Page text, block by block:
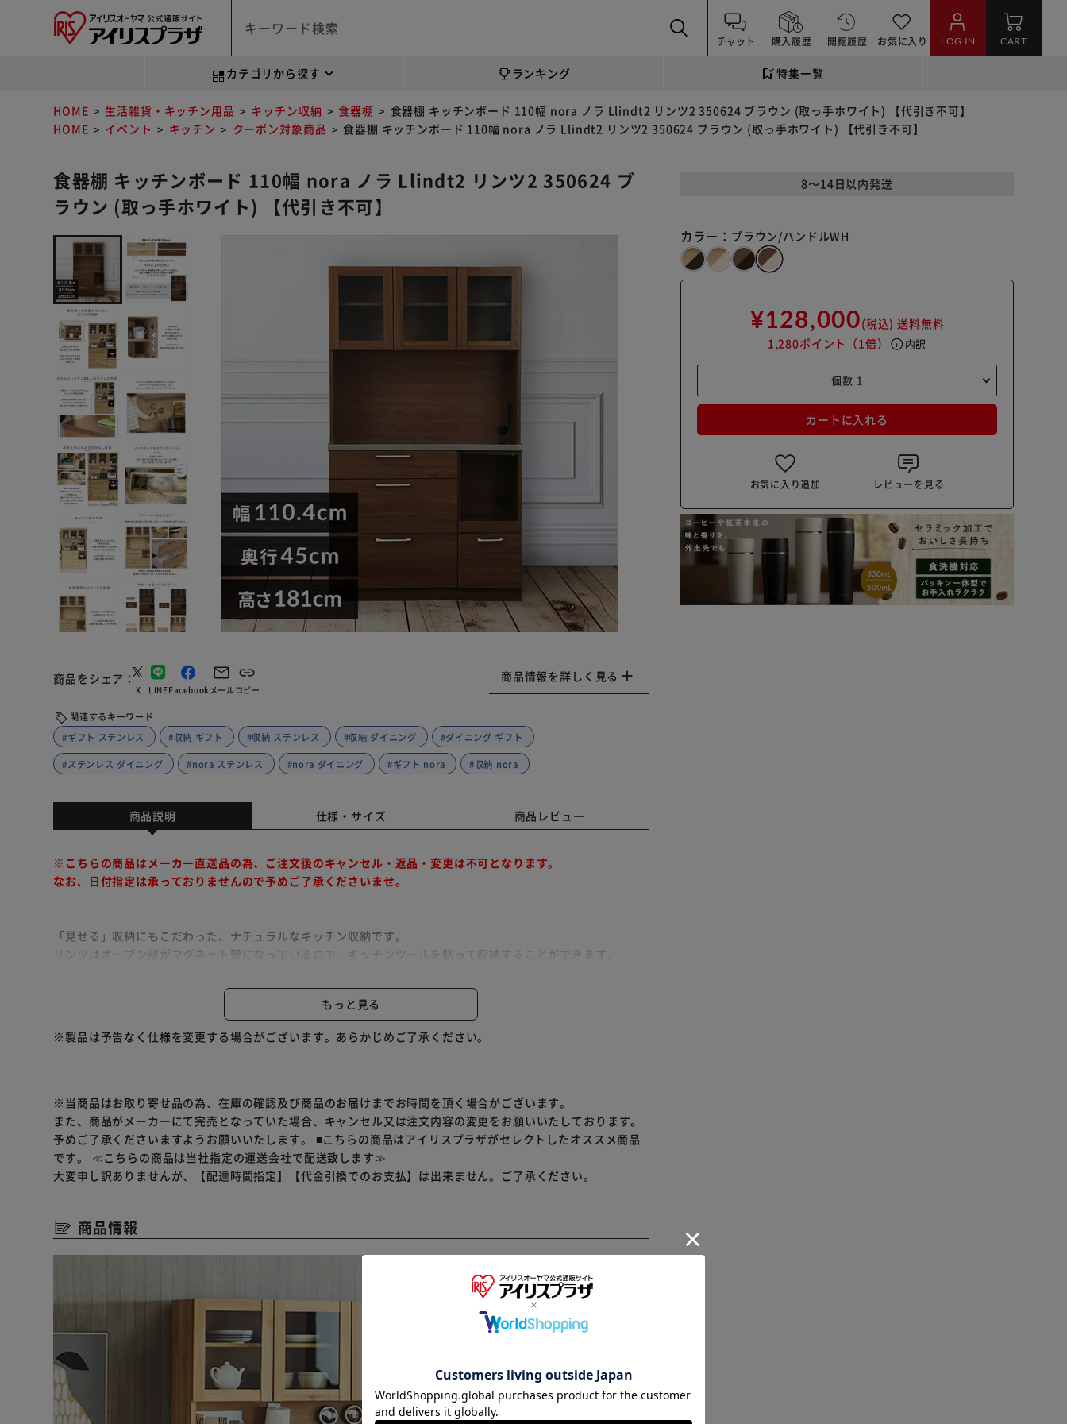
チャット 購入履歴 閲覧履歴 お気に入り LOG IN CART
カテゴリから探す ランキング 特集一覧
HOME 生活雑貨・キッチン用品 キッチン収納 食器棚
食器棚 キッチンボード 110幅 nora ノラ Llindt2 リンツ2 350624 ブラウン (取っ手ホワイト) 【代引き不可】
HOME
イベント キッチン クーポン対象商品 食器棚 キッチンボード 110幅 nora ノラ Llindt2 リンツ2 350624 ブラウン (取っ手ホワイト) 【代引き不可】
食器棚 キッチンボード 110幅 nora ノラ Llindt2 リンツ2 350624 ブ
ラウン (取っ手ホワイト) 【代引き不可】
商品をシェア
X LINEFacebook メールコピー
商品情報を詳しく見る
関連するキーワード
#ギフト ステンレス
#収納 ギフト #収納 ステンレス #収納 ダイニング #ダイニング ギフト
#ステンレス ダイニング #nora ステンレス #nora ダイニング #ギフト nora #収納 nora
8～14日以内発送
カラー： ブラウン/ハンドルWH
¥128,000(税込) 送料無料
1,280ポイント （1倍） info 内訳
カートに入れる
お気に入り追加 レビューを見る
商品説明 仕様・サイズ 商品レビュー
※こちらの商品はメーカー直送品の為、ご注文後のキャンセル・返品・変更は不可となります。
なお、日付指定は承っておりませんので予めご了承くださいませ。
「見せる」収納にもこだわった、ナチュラルなキッチン収納です。
リンツはオープン部がマグネット壁になっているので、キッチンツールを貼って収納することができます。
オープン上部は湿度を調整する自然素材のモイスを採用しているので、家電の蒸気や食べ物の臭いなどの心配を
こちらはダイニングボード110幅のみの販売です。
もっと見る
※製品は予告なく仕様を変更する場合がございます。あらかじめご了承ください。
※当商品はお取り寄せ品の為、在庫の確認及び商品のお届けまでお時間を頂く場合がございます。
また、商品がメーカーにて完売となっていた場合、キャンセル又は注文内容の変更をお願いいたしております。
予めご了承くださいますようお願いいたします。 ■こちらの商品はアイリスプラザがセレクトしたオススメ商品
です。 ≪こちらの商品は当社指定の運送会社で配送致します≫
大変申し訳ありませんが、【配達時間指定】【代金引換でのお支払】は出来ません。ご了承ください。
商品情報
※ご確認ください